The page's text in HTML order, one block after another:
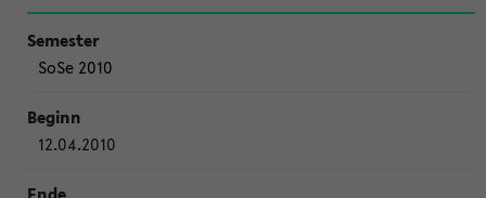
SoSe 2010
12.04.2010